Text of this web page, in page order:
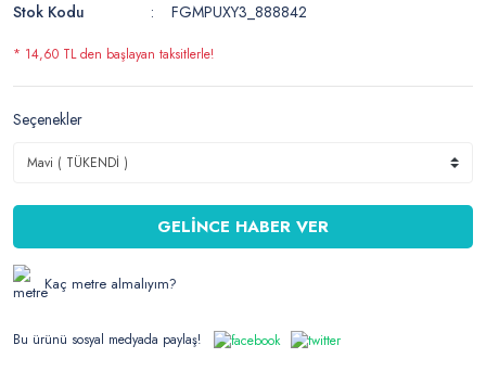
Stok Kodu
FGMPUXY3_888842
* 14,60 TL den başlayan taksitlerle!
Seçenekler
GELİNCE HABER VER
Kaç metre almalıyım?
Bu ürünü sosyal medyada paylaş!